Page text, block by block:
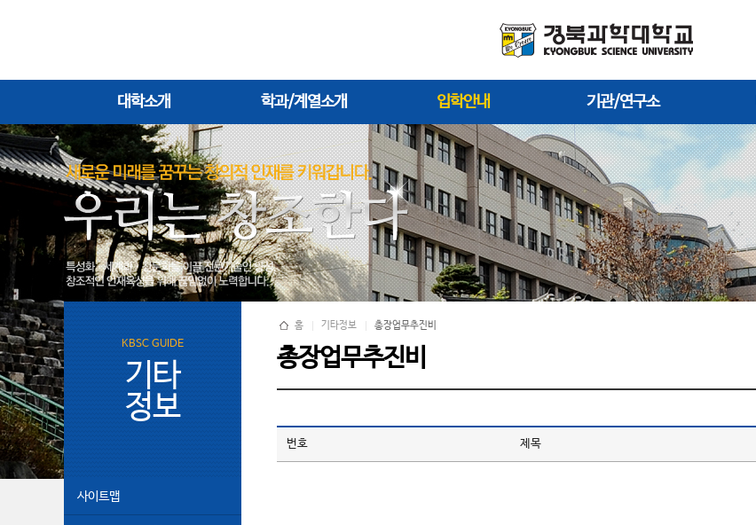
대학소개 학과/계열소개 입학안내 기관/연구소
KBSC GUIDE
기타
정보
사이트맵
홈 기타정보 총장업무추진비
총장업무추진비
번호 제목